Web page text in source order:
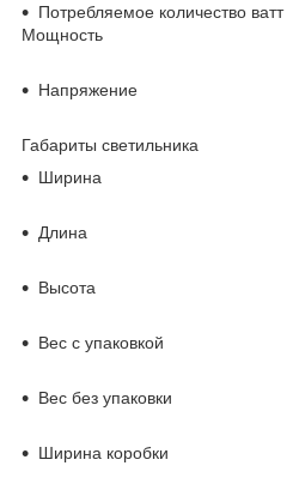
Потребляемое количество ватт
Мощность
Напряжение
Габариты светильника
Ширина
Длина
Высота
Вес с упаковкой
Вес без упаковки
Ширина коробки